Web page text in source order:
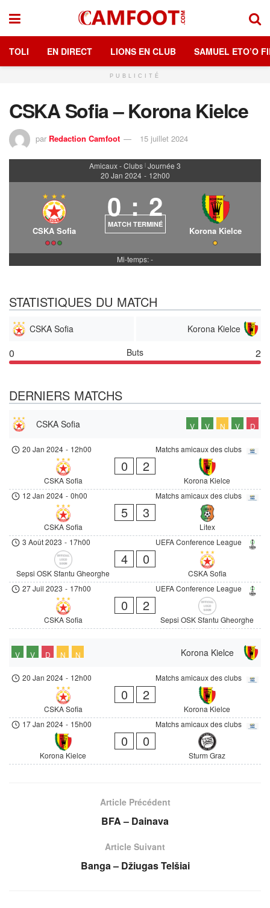
TOLI EN DIRECT LIONS EN CLUB SAMUEL ETO’O
PUBLICITÉ
CSKA Sofia – Korona Kielce
par Redaction Camfoot 15 juillet 2024
Amicaux - Clubs | Journée 3
20 Jan 2024 - 12h00
CSKA Sofia
0 : 2
MATCH TERMINÉ
Korona Kielce
Mi-temps: -
STATISTIQUES DU MATCH
CSKA Sofia Korona Kielce
0 Buts 2
DERNIERS MATCHS
CSKA Sofia V V N V D
Matchs amicaux des clubs
20 Jan 2024 - 12h00
CSKA Sofia
0 2
Korona Kielce
Matchs amicaux des clubs
12 Jan 2024 - 0h00
CSKA Sofia
5 3
Litex
UEFA Conference League
3 Août 2023 - 17h00
Sepsi OSK Sfantu Gheorghe
4 0
CSKA Sofia
UEFA Conference League
27 Juil 2023 - 17h00
CSKA Sofia
0 2
Sepsi OSK Sfantu Gheorghe
Korona Kielce
V V D N N
Matchs amicaux des clubs
20 Jan 2024 - 12h00
CSKA Sofia
0 2
Korona Kielce
Matchs amicaux des clubs
17 Jan 2024 - 15h00
Korona Kielce
0 0
Sturm Graz
Article Précédent
BFA – Dainava
Article Suivant
Banga – Džiugas Telšiai